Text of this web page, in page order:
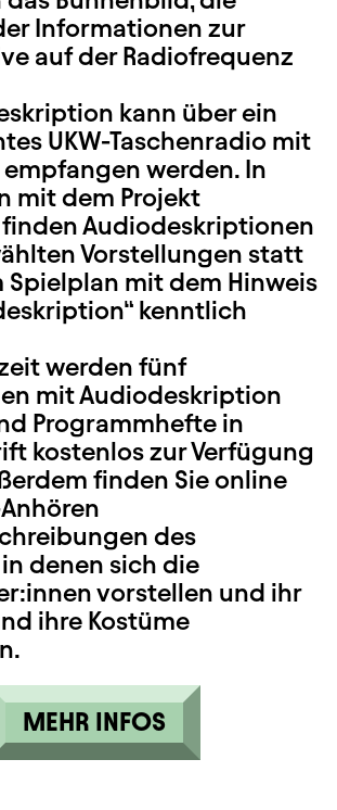
Informationen zur
auf der Radiofrequenz
kann über ein
UKW-Taschenradio mit
werden. In
mit dem Projekt
Audiodeskriptionen
Vorstellungen statt
Spielplan mit dem Hinweis
kenntlich
werden fünf
mit Audiodeskription
Programmhefte in
kostenlos zur Verfügung
finden Sie online
des
in denen sich die
vorstellen und ihr
ihre Kostüme
MEHR INFOS